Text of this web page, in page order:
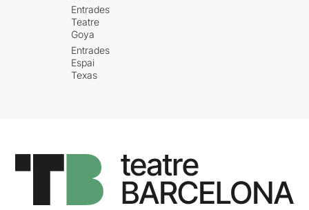
Entrades
Teatre
Goya
Entrades
Espai
Texas